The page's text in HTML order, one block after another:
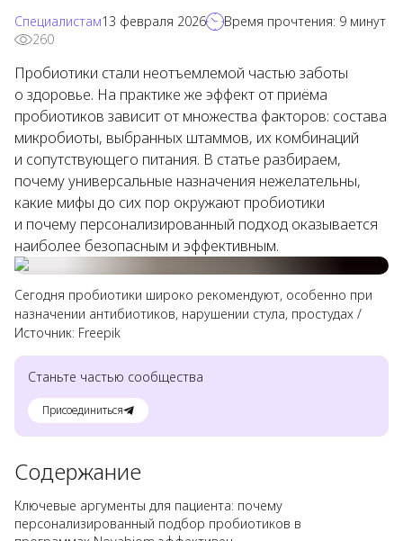
Специалистам13 февраля 2026 Время прочтения: 9 минут
260
Пробиотики стали неотъемлемой частью заботы
о здоровье. На практике же эффект от приёма
пробиотиков зависит от множества факторов: состава
микробиоты, выбранных штаммов, их комбинаций
и сопутствующего питания. В статье разбираем,
почему универсальные назначения нежелательны,
какие мифы до сих пор окружают пробиотики
и почему персонализированный подход оказывается
наиболее безопасным и эффективным.
Сегодня пробиотики широко рекомендуют, особенно при
назначении антибиотиков, нарушении стула, простудах /
Источник: Freepik
Станьте частью сообщества
Присоединиться
Содержание
Ключевые аргументы для пациента: почему
персонализированный подбор пробиотиков в